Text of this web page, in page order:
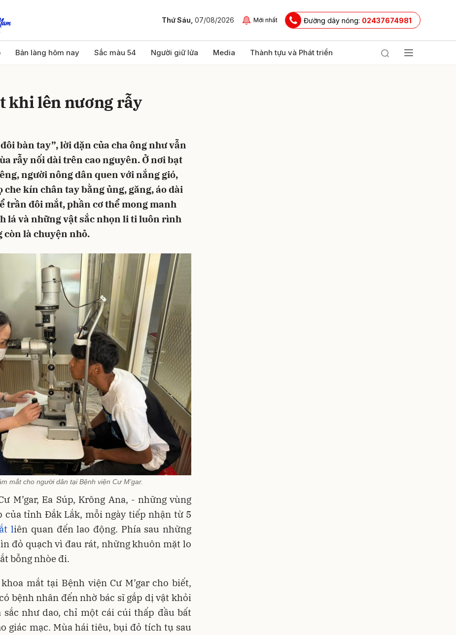
Thứ Sáu, 07/08/2026 Mới nhất Đường dây nóng: 02437674981
Bản làng hôm nay Sắc màu 54 Người giữ lửa Media Thành tựu và Phát triển
khi lên nương rẫy
bàn tay”, lời dặn của cha ông như vẫn
rẫy nối dài trên cao nguyên. Ở nơi bạt
người nông dân quen với nắng gió,
kín chân tay bằng ủng, găng, áo dài
trần đôi mắt, phần cơ thể mong manh
lá và những vật sắc nhọn li ti luôn rình
còn là chuyện nhỏ.
mắt cho người dân tại Bệnh viện Cư M’gar.
M’gar, Ea Súp, Krông Ana, - những vùng
của tỉnh Đắk Lắk, mỗi ngày tiếp nhận từ 5
liên quan đến lao động. Phía sau những
đỏ quạch vì đau rát, những khuôn mặt lo
bỗng nhòe đi.
mắt tại Bệnh viện Cư M’gar cho biết,
bệnh nhân đến nhờ bác sĩ gắp dị vật khỏi
sắc như dao, chỉ một cái cúi thấp đầu bất
giác mạc. Mùa hái tiêu, bụi đỏ tích tụ sau
bình luận